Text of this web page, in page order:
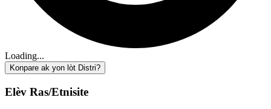
Loading...
Konpare ak yon lòt Distri?
Elèv Ras/Etnisite